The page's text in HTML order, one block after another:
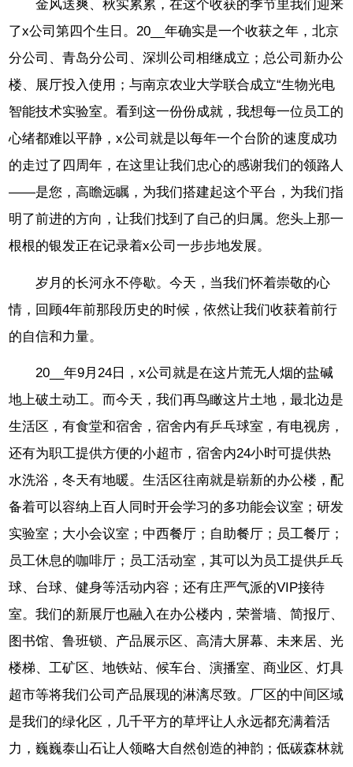
金风送爽、秋实累累，在这个收获的季节里我们迎来
了x公司第四个生日。20__年确实是一个收获之年，北京
分公司、青岛分公司、深圳公司相继成立；总公司新办公
楼、展厅投入使用；与南京农业大学联合成立“生物光电
智能技术实验室。看到这一份份成就，我想每一位员工的
心绪都难以平静，x公司就是以每年一个台阶的速度成功
的走过了四周年，在这里让我们忠心的感谢我们的领路人
——是您，高瞻远瞩，为我们搭建起这个平台，为我们指
明了前进的方向，让我们找到了自己的归属。您头上那一
根根的银发正在记录着x公司一步步地发展。
岁月的长河永不停歇。今天，当我们怀着崇敬的心
情，回顾4年前那段历史的时候，依然让我们收获着前行
的自信和力量。
20__年9月24日，x公司就是在这片荒无人烟的盐碱
地上破土动工。而今天，我们再鸟瞰这片土地，最北边是
生活区，有食堂和宿舍，宿舍内有乒乓球室，有电视房，
还有为职工提供方便的小超市，宿舍内24小时可提供热
水洗浴，冬天有地暖。生活区往南就是崭新的办公楼，配
备着可以容纳上百人同时开会学习的多功能会议室；研发
实验室；大小会议室；中西餐厅；自助餐厅；员工餐厅；
员工休息的咖啡厅；员工活动室，其可以为员工提供乒乓
球、台球、健身等活动内容；还有庄严气派的VIP接待
室。我们的新展厅也融入在办公楼内，荣誉墙、简报厅、
图书馆、鲁班锁、产品展示区、高清大屏幕、未来居、光
楼梯、工矿区、地铁站、候车台、演播室、商业区、灯具
超市等将我们公司产品展现的淋漓尽致。厂区的中间区域
是我们的绿化区，几千平方的草坪让人永远都充满着活
力，巍巍泰山石让人领略大自然创造的神韵；低碳森林就